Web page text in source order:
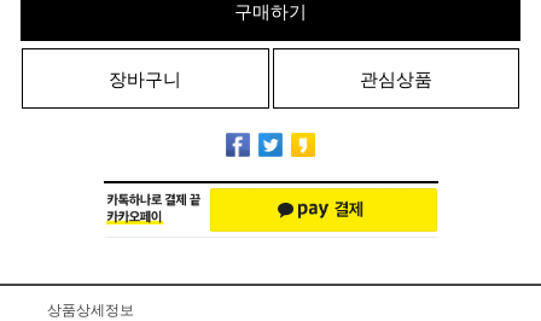
구매하기
장바구니 관심상품
상품상세정보